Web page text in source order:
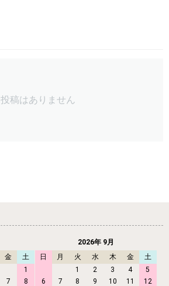
投稿はありません
金
土
1
7
8
2026年 9月
日
月 火 水 木 金
土
1
2 3 4
5
6
7 8 9 10 11
12